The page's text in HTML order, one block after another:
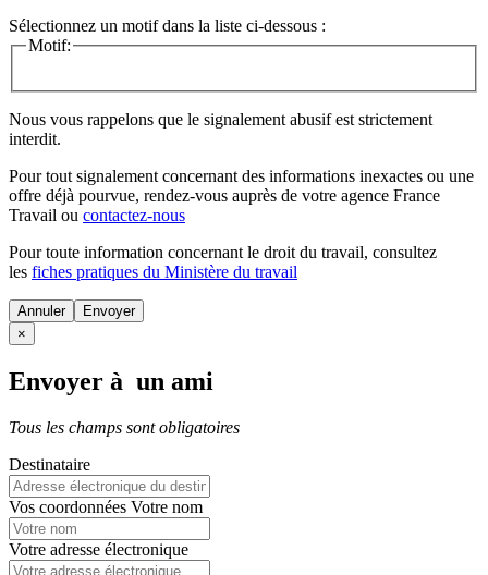
Sélectionnez un motif dans la liste ci-dessous :
Motif:
Nous vous rappelons que le signalement abusif est strictement
interdit.
Pour tout signalement concernant des informations inexactes ou une
offre déjà pourvue, rendez-vous auprès de votre agence France
Travail ou contactez-nous
Pour toute information concernant le droit du travail, consultez
les fiches pratiques du Ministère du travail
Annuler
×
Envoyer à un ami
Tous les champs sont obligatoires
Destinataire
Vos coordonnées Votre nom
Votre adresse électronique